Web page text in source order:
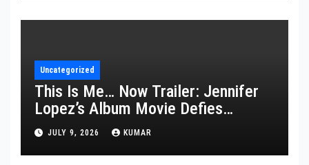
Uncategorized
This Is Me… Now Trailer: Jennifer
Lopez’s Album Movie Defies
Description
JULY 9, 2026 KUMAR